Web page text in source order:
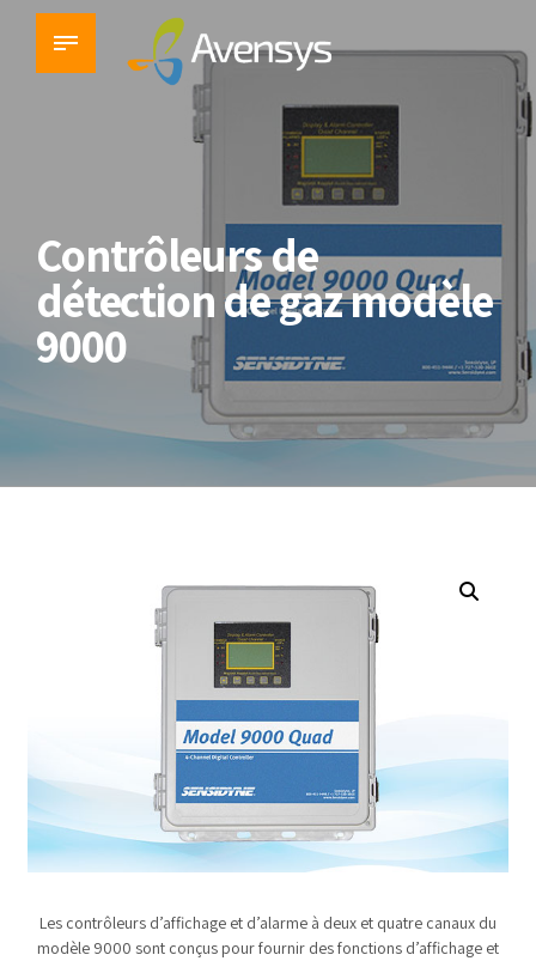
Contrôleurs de
détection de gaz modèle
9000
Les contrôleurs d’affichage et d’alarme à deux et quatre canaux du
modèle 9000 sont conçus pour fournir des fonctions d’affichage et